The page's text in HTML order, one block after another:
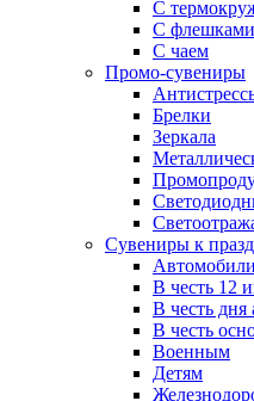
С
С флешками
С чаем
Промо-сувениры
Брелки
Зеркала
Сувениры к
В честь 12
В честь дня
В честь
Военным
Детям